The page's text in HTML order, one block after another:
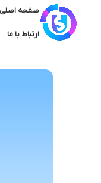
صفحه اصلی
ارتباط با ما